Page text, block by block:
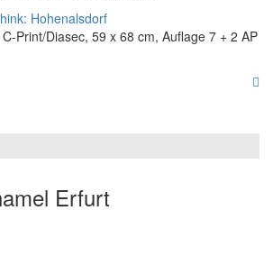
Print/Diasec, 59 x 68 cm, Auflage 7 + 2 AP
Erfurt